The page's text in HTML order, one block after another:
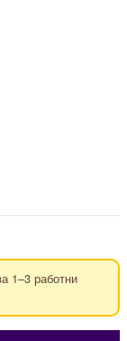
1–3 работни